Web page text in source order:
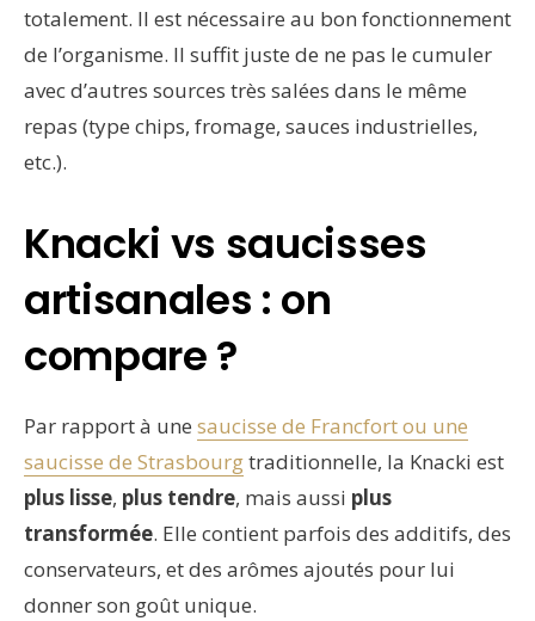
totalement. Il est nécessaire au bon fonctionnement
de l’organisme. Il suffit juste de ne pas le cumuler
avec d’autres sources très salées dans le même
repas (type chips, fromage, sauces industrielles,
etc.).
Knacki vs saucisses
artisanales : on
compare ?
Par rapport à une saucisse de Francfort ou une
saucisse de Strasbourgtraditionnelle, la Knacki est
plus lisse, plus tendre, mais aussi plus
transformée. Elle contient parfois des additifs, des
conservateurs, et des arômes ajoutés pour lui
donner son goût unique.